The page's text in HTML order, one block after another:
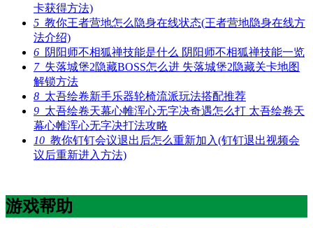
卡获得方法)
5 教你王者营地怎么隐身在线状态(王者营地隐身在线方
法介绍)
6 阴阳师不相狐禅技能是什么 阴阳师不相狐禅技能一览
7失落城堡2隐藏BOSS怎么进 失落城堡2隐藏关卡地图
解锁方法
8 太吾绘卷新手乐器轮椅流派玩法搭配推荐
9 太吾绘卷天幕心帷浑心无字决奇遇怎么打 太吾绘卷天
幕心帷浑心无字决打法攻略
10 教你钉钉会议退出后怎么重新加入(钉钉退出视频会
议后重新进入方法)
游戏帮助